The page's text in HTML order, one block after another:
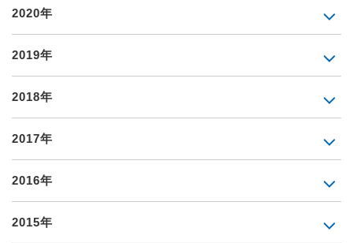
2020年
2019年
2018年
2017年
2016年
2015年